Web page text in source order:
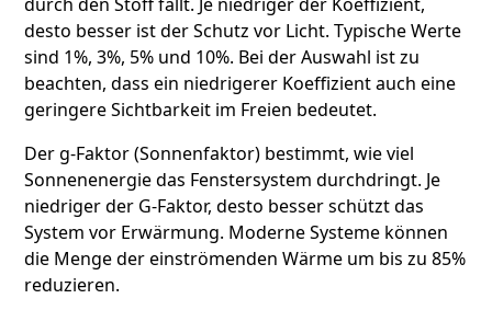
durch den Stoff fällt. Je niedriger der Koeffizient,
desto besser ist der Schutz vor Licht. Typische Werte
sind 1%, 3%, 5% und 10%. Bei der Auswahl ist zu
beachten, dass ein niedrigerer Koeffizient auch eine
geringere Sichtbarkeit im Freien bedeutet.
Der g-Faktor (Sonnenfaktor) bestimmt, wie viel
Sonnenenergie das Fenstersystem durchdringt. Je
niedriger der G-Faktor, desto besser schützt das
System vor Erwärmung. Moderne Systeme können
die Menge der einströmenden Wärme um bis zu 85%
reduzieren.